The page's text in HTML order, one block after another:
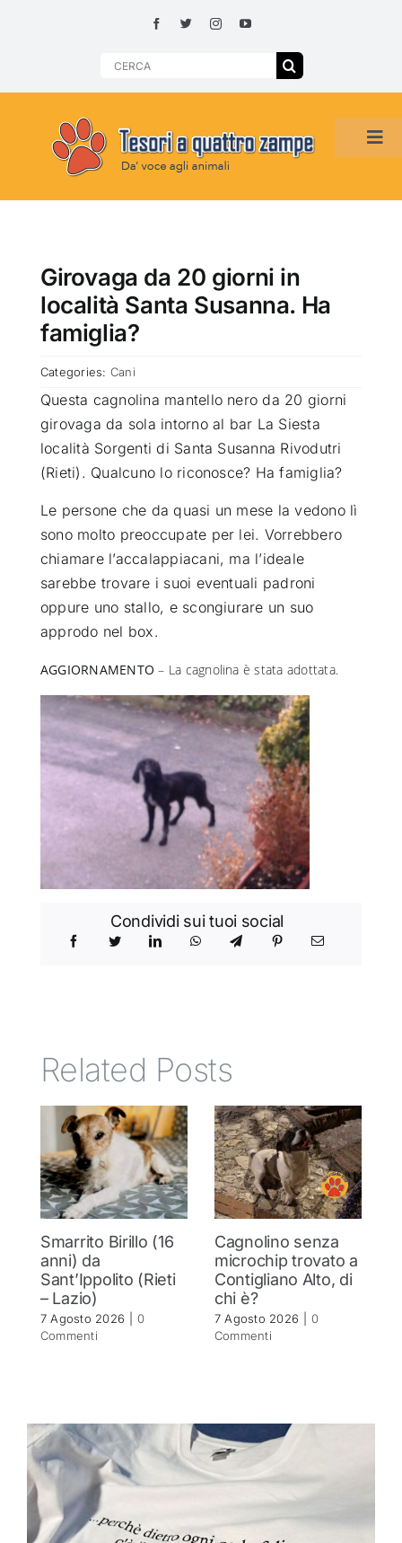
Search
HOME
SMARRITI O DA ADOTTARE
ADOTTATI O RITROVATI
ATTUALITÀ
CHI SIAMO
RUBRICHE
SEMPRE CON ME
Girovaga da 20 giorni in
località Santa Susanna. Ha
famiglia?
Categories: Cani
Questa cagnolina mantello nero da 20 giorni
girovaga da sola intorno al bar La Siesta
località Sorgenti di Santa Susanna Rivodutri
(Rieti). Qualcuno lo riconosce? Ha famiglia?
Le persone che da quasi un mese la vedono lì
sono molto preoccupate per lei. Vorrebbero
chiamare l’accalappiacani, ma l’ideale
sarebbe trovare i suoi eventuali padroni
oppure uno stallo, e scongiurare un suo
approdo nel box.
AGGIORNAMENTO– La cagnolina è stata adottata.
Condividi sui tuoi social
Related Posts
Smarrito Birillo (16
anni) da
Sant’Ippolito (Rieti
– Lazio)
7 Agosto 2026
0
Commenti
Cagnolino senza
microchip trovato a
Contigliano Alto, di
chi è?
7 Agosto 2026
0
Commenti